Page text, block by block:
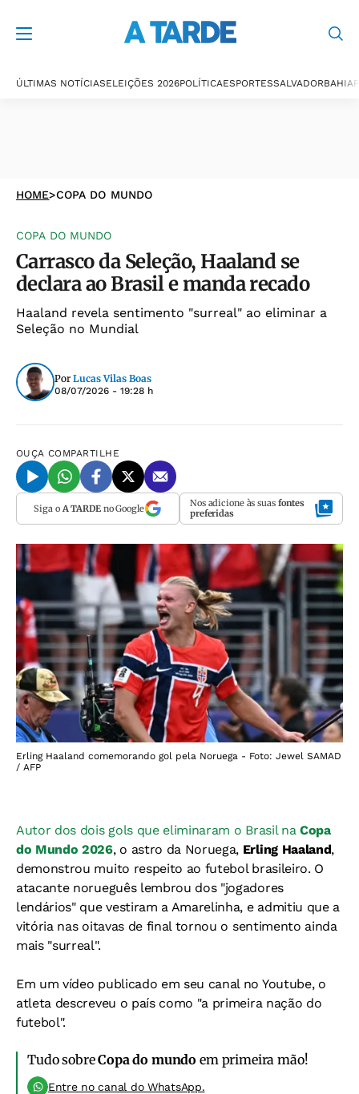
ÚLTIMAS NOTÍCIASELEIÇÕES 2026POLÍTICAESPORTESSALVADORBAHIA
HOME>COPA DO MUNDO
COPA DO MUNDO
Carrasco da Seleção, Haaland se
declara ao Brasil e manda recado
Haaland revela sentimento "surreal" ao eliminar a
Seleção no Mundial
Por Lucas Vilas Boas
08/07/2026 - 19:28 h
OUÇA COMPARTILHE
Siga o A TARDEno Google Nos adicione às suas fontes
preferidas
Erling Haaland comemorando gol pela Noruega - Foto: Jewel SAMAD
/ AFP
Autor dos dois gols que eliminaram o Brasil na Copa
do Mundo 2026, o astro da Noruega, Erling Haaland,
demonstrou muito respeito ao futebol brasileiro. O
atacante norueguês lembrou dos "jogadores
lendários" que vestiram a Amarelinha, e admitiu que a
vitória nas oitavas de final tornou o sentimento ainda
mais "surreal".
Em um vídeo publicado em seu canal no Youtube, o
atleta descreveu o país como "a primeira nação do
futebol".
Tudo sobreCopa do mundo em primeira mão!
Entre no canal do WhatsApp.